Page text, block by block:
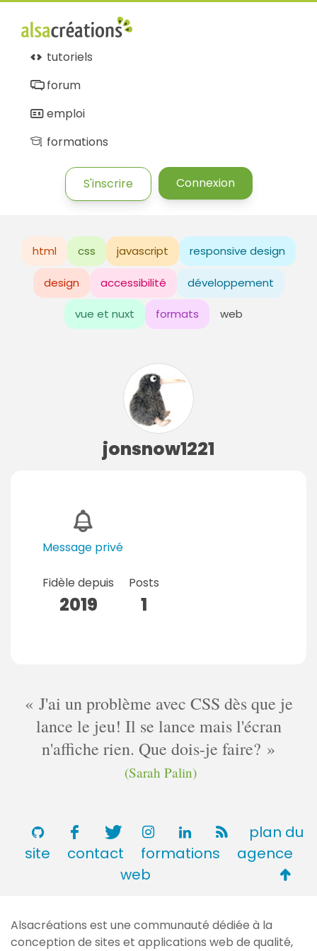
tutoriels
forum
emploi
formations
S'inscrire Connexion
html css javascript responsive design
design accessibilité développement
vue et nuxt formats web
jonsnow1221
Message privé
Fidèle depuis
2019
Posts
1
J'ai un problème avec CSS dès que je
lance le jeu! Il se lance mais l'écran
n'affiche rien. Que dois-je faire?
(Sarah Palin)
plan du
site
contact formations
agence
web
de
Alsacréations est une communauté dédiée à la
conception de sites et applications web de qualité,